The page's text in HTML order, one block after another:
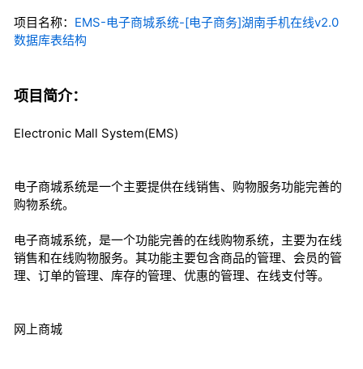
项目名称： EMS-电子商城系统-[电子商务]湖南手机在线v2.0
数据库表结构
项目简介：
Electronic Mall System(EMS)
电子商城系统是一个主要提供在线销售、购物服务功能完善的
购物系统。
电子商城系统，是一个功能完善的在线购物系统，主要为在线
销售和在线购物服务。其功能主要包含商品的管理、会员的管
理、订单的管理、库存的管理、优惠的管理、在线支付等。
网上商城